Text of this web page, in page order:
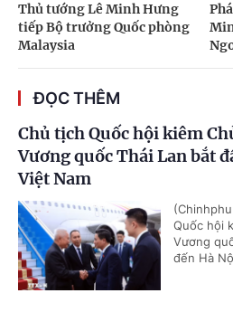
Thủ tướng Lê Minh Hưng
tiếp Bộ trưởng Quốc phòng
Malaysia
ĐỌC THÊM
Chủ tịch Quốc hội kiêm
Vương quốc Thái Lan bắt
Việt Nam
Quốc hội
Vương
đến Hà